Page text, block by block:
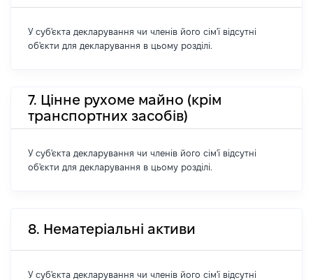
У суб'єкта декларування чи членів його сім'ї відсутні
об'єкти для декларування в цьому розділі.
7. Цінне рухоме майно (крім
транспортних засобів)
У суб'єкта декларування чи членів його сім'ї відсутні
об'єкти для декларування в цьому розділі.
8. Нематеріальні активи
У суб'єкта декларування чи членів його сім'ї відсутні